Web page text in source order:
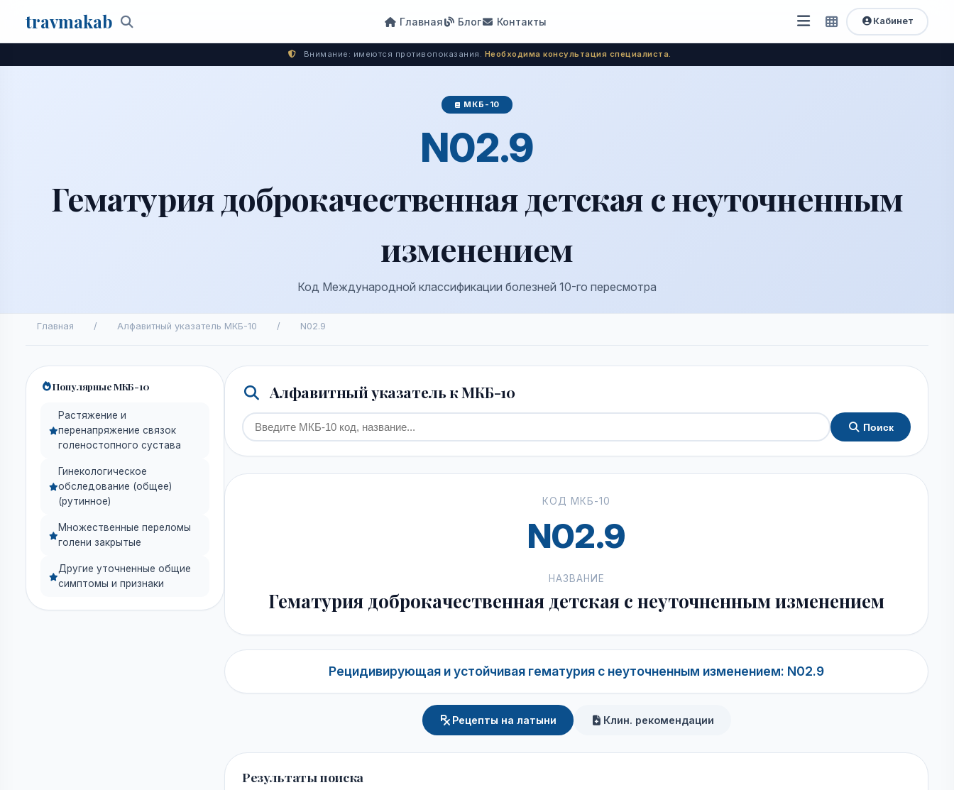
travmakab Поиск
Главная Блог Контакты
Открыть
меню
Быстрый
доступ
Кабинет
Внимание: имеются противопоказания. Необходима консультация специалиста.
МКБ-10
N02.9
Гематурия доброкачественная детская с неуточненным
изменением
Код Международной классификации болезней 10-го пересмотра
Главная / Алфавитный указатель МКБ-10 / N02.9
Популярные МКБ-10
Растяжение и
перенапряжение связок
голеностопного сустава
Гинекологическое
обследование (общее)
(рутинное)
Множественные переломы
голени закрытые
Другие уточненные общие
симптомы и признаки
Алфавитный указатель к МКБ-10
Поиск
КОД МКБ-10
N02.9
НАЗВАНИЕ
Гематурия доброкачественная детская с неуточненным изменением
Рецидивирующая и устойчивая гематурия с неуточненным изменением: N02.9
Рецепты на латыни Клин. рекомендации
Результаты поиска